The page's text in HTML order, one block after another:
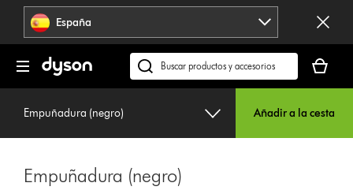
Omitir
navegación España
Buscar
en
cesta
está
Empuñadura (negro) Añadir a la cesta
Empuñadura (negro)